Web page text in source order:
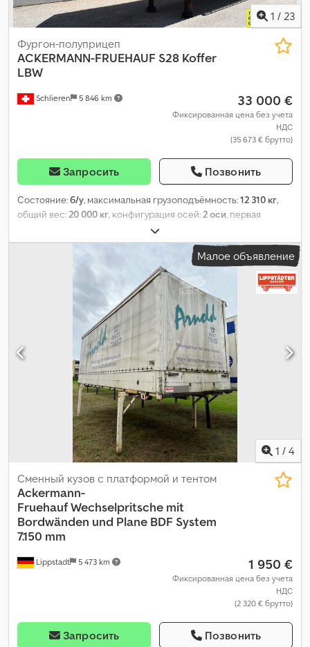
1 / 23
Schlieren 5 846 km
Фургон-полуприцеп
ACKERMANN-FRUEHAUF S28 Koffer
LBW
33 000 €
Фиксированная цена без учета
НДС
(35 673 € брутто)
Запросить Позвонить
Состояние:б/у, максимальная грузоподъёмность:12 310 кг,
общий вес:20 000 кг, конфигурация осей:2 оси, первая
, длина грузового отсека:
ширина пространства для загрузки:2 442 мм, высота
грузового отсека:
, Оборудование:ABS,
Малое объявление
1 / 4
Lippstadt 5 473 km
Сменный кузов с платформой и тентом
Ackermann-
FruehaufWechselpritsche mit
Bordwänden und Plane BDF System
7.150 mm
1 950 €
Фиксированная цена без учета
НДС
(2 320 € брутто)
Запросить Позвонить